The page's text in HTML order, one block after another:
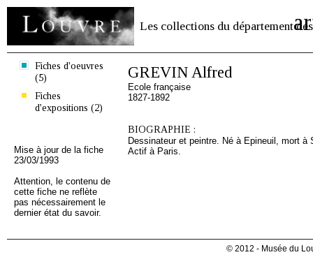
Les collections du département des
Fiches d'oeuvres
(5)
Fiches
d'expositions (2)
Mise à jour de la fiche
23/03/1993
Attention, le contenu de
cette fiche ne reflète
pas nécessairement le
dernier état du savoir.
GREVIN Alfred
Ecole française
1827-1892
BIOGRAPHIE :
Dessinateur et peintre. Né à Epineuil, mort
Actif à Paris.
© 2012 - Musée du